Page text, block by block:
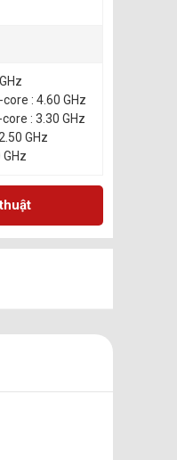
: 4.60 GHz
: 3.30 GHz
GHz